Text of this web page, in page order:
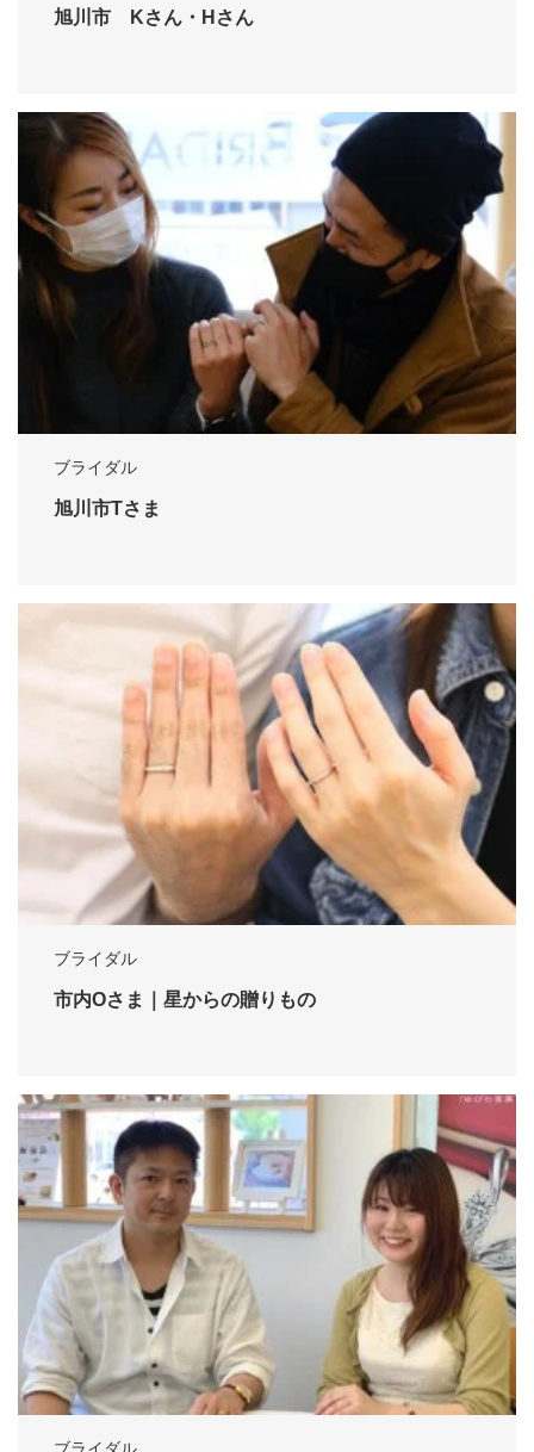
旭川市 Kさん・Hさん
ブライダル
旭川市Tさま
ブライダル
市内Oさま｜星からの贈りもの